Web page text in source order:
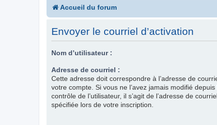
Accueil du forum
Envoyer le courriel d’activation
Nom d’utilisateur :
Adresse de courriel :
Cette adresse doit correspondre à l’adresse de
votre compte. Si vous ne l’avez jamais modifié
contrôle de l’utilisateur, il s’agit de l’adresse de
spécifiée lors de votre inscription.